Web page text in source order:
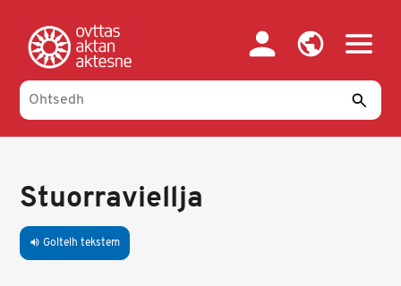
main
content
Stuorraviellja
volume_up Goltelh tekstem